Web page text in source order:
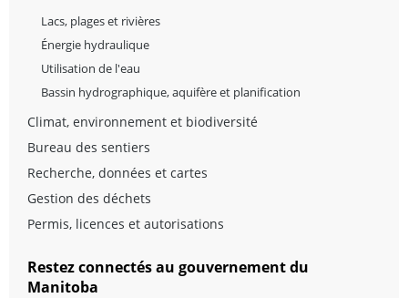
Lacs, plages et rivières
Énergie hydraulique
Utilisation de l'eau
Bassin hydrographique, aquifère et planification
Climat, environnement et biodiversité
Bureau des sentiers
Recherche, données et cartes
Gestion des déchets
Permis, licences et autorisations
Restez connectés au gouvernement du
Manitoba